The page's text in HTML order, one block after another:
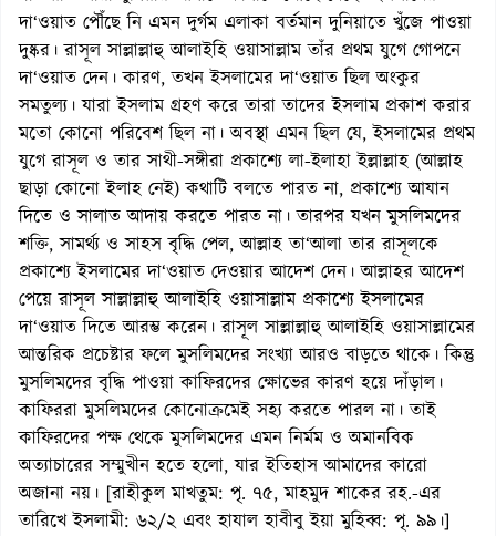
দা‘ওয়াত পৌঁছে নি এমন দুর্গম এলাকা বর্তমান দুনিয়াতে খুঁজে পাওয়া
দুষ্কর। রাসূল সাল্লাল্লাহু আলাইহি ওয়াসাল্লাম তাঁর প্রথম যুগে গোপনে
দা‘ওয়াত দেন। কারণ, তখন ইসলামের দা‘ওয়াত ছিল অংকুর
সমতুল্য। যারা ইসলাম গ্রহণ করে তারা তাদের ইসলাম প্রকাশ করার
মতো কোনো পরিবেশ ছিল না। অবস্থা এমন ছিল যে, ইসলামের প্রথম
যুগে রাসূল ও তার সাথী-সঙ্গীরা প্রকাশ্যে লা-ইলাহা ইল্লাল্লাহ (আল্লাহ
ছাড়া কোনো ইলাহ নেই) কথাটি বলতে পারত না, প্রকাশ্যে আযান
দিতে ও সালাত আদায় করতে পারত না। তারপর যখন মুসলিমদের
শক্তি, সামর্থ্য ও সাহস বৃদ্ধি পেল, আল্লাহ তা‘আলা তার রাসূলকে
প্রকাশ্যে ইসলামের দা‘ওয়াত দেওয়ার আদেশ দেন। আল্লাহর আদেশ
পেয়ে রাসূল সাল্লাল্লাহু আলাইহি ওয়াসাল্লাম প্রকাশ্যে ইসলামের
দা‘ওয়াত দিতে আরম্ভ করেন। রাসূল সাল্লাল্লাহু আলাইহি ওয়াসাল্লামের
আন্তরিক প্রচেষ্টার ফলে মুসলিমদের সংখ্যা আরও বাড়তে থাকে। কিন্তু
মুসলিমদের বৃদ্ধি পাওয়া কাফিরদের ক্ষোভের কারণ হয়ে দাঁড়াল।
কাফিররা মুসলিমদের কোনোক্রমেই সহ্য করতে পারল না। তাই
কাফিরদের পক্ষ থেকে মুসলিমদের এমন নির্মম ও অমানবিক
অত্যাচারের সম্মুখীন হতে হলো, যার ইতিহাস আমাদের কারো
অজানা নয়। [রাহীকুল মাখতুম: পৃ. ৭৫, মাহমুদ শাকের রহ.-এর
তারিখে ইসলামী: ৬২/২ এবং হাযাল হাবীবু ইয়া মুহিব্ব: পৃ. ৯৯।]